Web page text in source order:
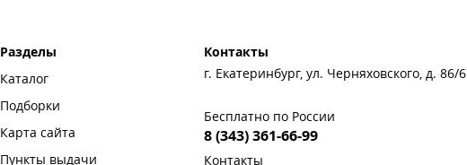
Разделы
Каталог
Подборки
Карта сайта
Пункты выдачи
Контакты
г. Екатеринбург, ул. Черняховского, д. 86/6
Бесплатно по России
8 (343) 361-66-99
Контакты